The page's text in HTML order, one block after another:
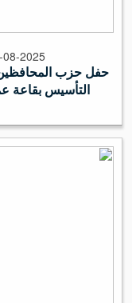
08-2025
حفل حزب
التأسيس بقاعة